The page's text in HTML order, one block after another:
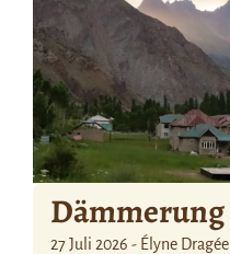
Dämmerung
27 Juli 2026 - Élyne Dragée